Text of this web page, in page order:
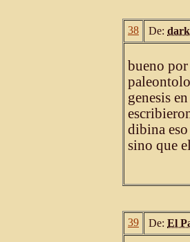
38 De:
bueno
genesis
dibina
sino que
39 De: El